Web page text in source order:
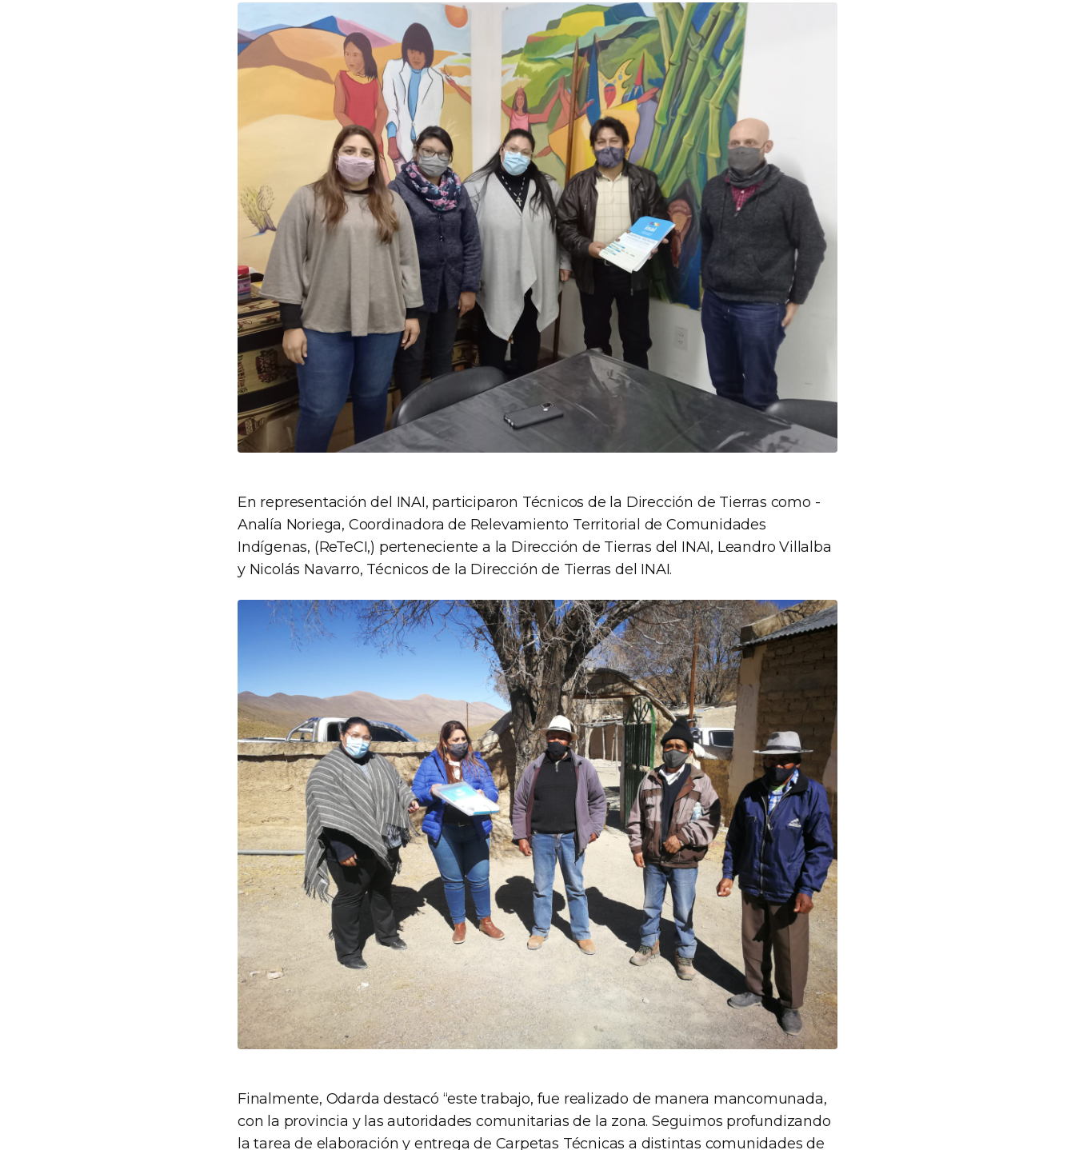
En representación del INAI, participaron Técnicos de la Dirección de Tierras como -
Analía Noriega, Coordinadora de Relevamiento Territorial de Comunidades
Indígenas, (ReTeCI,) perteneciente a la Dirección de Tierras del INAI, Leandro Villalba
y Nicolás Navarro, Técnicos de la Dirección de Tierras del INAI.
Finalmente, Odarda destacó “este trabajo, fue realizado de manera mancomunada,
con la provincia y las autoridades comunitarias de la zona. Seguimos profundizando
la tarea de elaboración y entrega de Carpetas Técnicas a distintas comunidades de